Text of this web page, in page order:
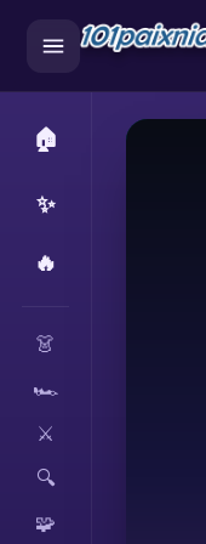
🏠
✨
🔥
👗
🏎️
⚔️
🔍
🧩